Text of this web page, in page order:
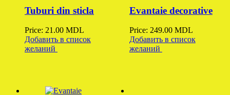
Tuburi din sticla
Price: 21.00 MDL
Добавить в список
желаний
Evantaie decorative
Price: 249.00 MDL
Добавить в список
желаний